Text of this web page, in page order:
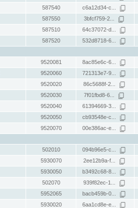
587540 c6a12d34-c...
587550 3bfcf759-2...
587510 64c37072-d...
587520 532d8718-6...
9520081 8ac85e6c-6...
9520060 721313e7-9...
9520020 86c5688f-2...
9520030 7f01fbd8-6...
9520040 61394669-3...
9520050 cb93548e-c...
9520070 00e386ac-e...
502010 094b96e5-c...
5930070 2ee12b9a-f...
5930050 b3492c68-8...
502070 939f82ec-1...
5952065 bacb459b-0...
5930020 6aa1cd8e-e...